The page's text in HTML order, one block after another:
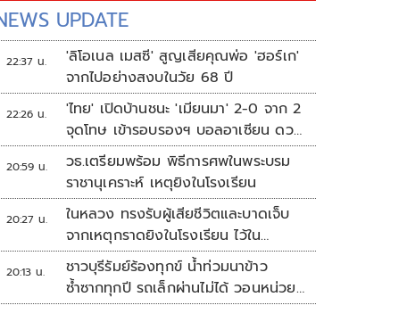
UPDATE
22:37 น.
'ลิโอเนล เมสซี' สูญเสียคุณพ่อ 'ฮอร์เก'
จากไปอย่างสงบในวัย 68 ปี
22:26 น.
'ไทย' เปิดบ้านชนะ 'เมียนมา' 2-0 จาก 2
จุดโทษ เข้ารอบรองฯ บอลอาเซียน ดวล
'สิงคโปร์'
20:59 น.
วธ.เตรียมพร้อม พิธีการศพในพระบรม
ราชานุเคราะห์ เหตุยิงในโรงเรียน
20:27 น.
ในหลวง ทรงรับผู้เสียชีวิตและบาดเจ็บ
จากเหตุกราดยิงในโรงเรียน ไว้ใน
พระบรมราชานุเคราะห์
20:13 น.
ชาวบุรีรัมย์ร้องทุกข์ น้ำท่วมนาข้าว
ซ้ำซากทุกปี รถเล็กผ่านไม่ได้ วอนหน่วย
งานเร่งแก้ไข